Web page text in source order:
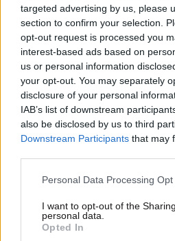
targeted advertising by us, please
section to confirm your selection.
opt-out request is processed you
interest-based ads based on
us or personal information
your opt-out. You may separately
disclosure of your personal
IAB’s list of downstream
also be disclosed by us to third
Downstream Participants that may
Please note that this website/app
not limited to your visit or usage
grant or deny consent to Google
use your data for below specified
Personal Data Processing
I want to opt-out of the
personal data.
Opted In
Xαρακτήρες: 0/1000
Διαβάστε και ακολουθήστε
Ήρθε η ώρα να ιδρυθεί μια